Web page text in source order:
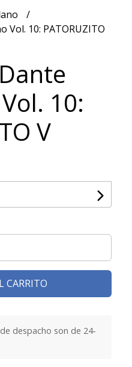
Vol. 10: PATORUZITO
10:
V
CARRITO
despacho son de 24-